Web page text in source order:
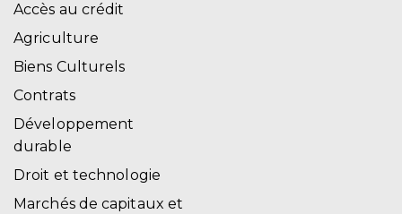
Accès au crédit
Agriculture
Biens Culturels
Contrats
Développement
durable
Droit et technologie
Marchés de capitaux et